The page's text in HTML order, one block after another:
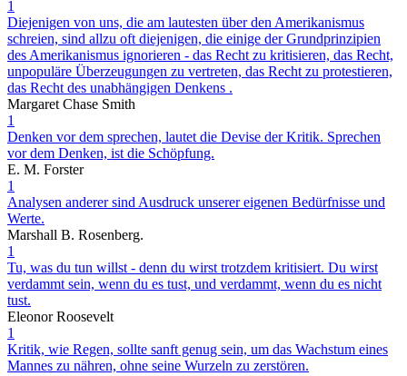
1
Diejenigen von uns, die am lautesten über den Amerikanismus
schreien, sind allzu oft diejenigen, die einige der Grundprinzipien
des Amerikanismus ignorieren - das Recht zu kritisieren, das Recht,
unpopuläre Überzeugungen zu vertreten, das Recht zu protestieren,
das Recht des unabhängigen Denkens .
Margaret Chase Smith
1
Denken vor dem sprechen, lautet die Devise der Kritik. Sprechen
vor dem Denken, ist die Schöpfung.
E. M. Forster
1
Analysen anderer sind Ausdruck unserer eigenen Bedürfnisse und
Werte.
Marshall B. Rosenberg.
1
Tu, was du tun willst - denn du wirst trotzdem kritisiert. Du wirst
verdammt sein, wenn du es tust, und verdammt, wenn du es nicht
tust.
Eleonor Roosevelt
1
Kritik, wie Regen, sollte sanft genug sein, um das Wachstum eines
Mannes zu nähren, ohne seine Wurzeln zu zerstören.